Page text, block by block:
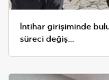
İntihar girişiminde
süreci değiş...